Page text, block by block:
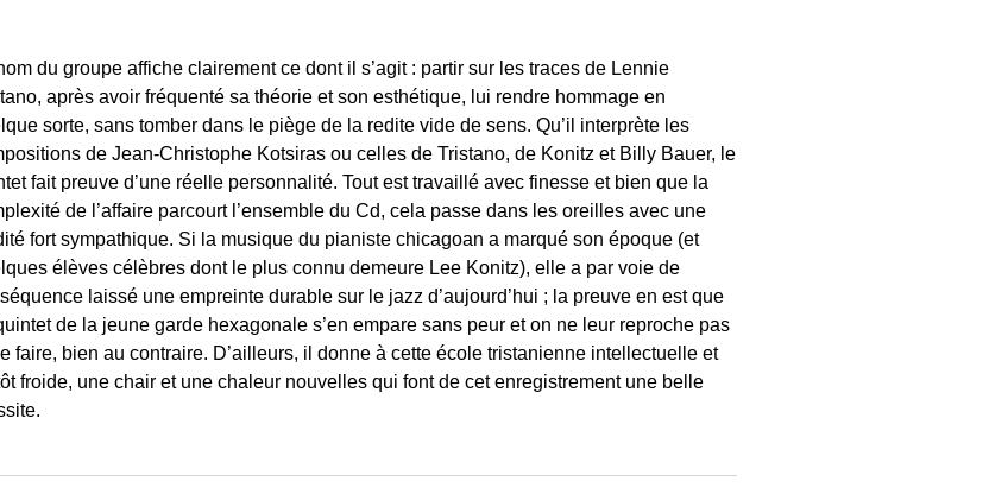
du groupe affiche clairement ce dont il s’agit : partir sur les traces de Lennie
après avoir fréquenté sa théorie et son esthétique, lui rendre hommage en
sorte, sans tomber dans le piège de la redite vide de sens. Qu’il interprète les
de Jean-Christophe Kotsiras ou celles de Tristano, de Konitz et Billy Bauer, le
fait preuve d’une réelle personnalité. Tout est travaillé avec finesse et bien que la
de l’affaire parcourt l’ensemble du Cd, cela passe dans les oreilles avec une
fort sympathique. Si la musique du pianiste chicagoan a marqué son époque (et
élèves célèbres dont le plus connu demeure Lee Konitz), elle a par voie de
laissé une empreinte durable sur le jazz d’aujourd’hui ; la preuve en est que
de la jeune garde hexagonale s’en empare sans peur et on ne leur reproche pas
faire, bien au contraire. D’ailleurs, il donne à cette école tristanienne intellectuelle et
froide, une chair et une chaleur nouvelles qui font de cet enregistrement une belle